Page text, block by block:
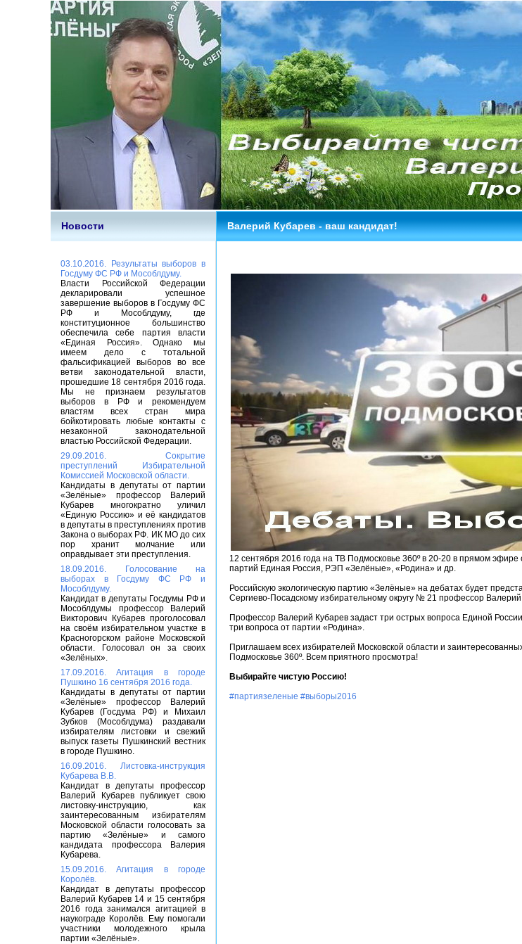
Новости Валерий Кубарев - ваш кандидат!
03.10.2016. Результаты выборов в
Госдуму ФС РФ и Мособлдуму.
Власти Российской Федерации
декларировали успешное
завершение выборов в Госдуму ФС
РФ и Мособлдуму, где
конституционное большинство
обеспечила себе партия власти
«Единая Россия». Однако мы
имеем дело с тотальной
фальсификацией выборов во все
ветви законодательной власти,
прошедшие 18 сентября 2016 года.
Мы не признаем результатов
выборов в РФ и рекомендуем
властям всех стран мира
бойкотировать любые контакты с
незаконной законодательной
властью Российской Федерации.
29.09.2016. Сокрытие
преступлений Избирательной
Комиссией Московской области.
Кандидаты в депутаты от партии
«Зелёные» профессор Валерий
Кубарев многократно уличил
«Единую Россию» и её кандидатов
в депутаты в преступлениях против
Закона о выборах РФ. ИК МО до сих
пор хранит молчание или
оправдывает эти преступления.
18.09.2016. Голосование на
выборах в Госдуму ФС РФ и
Мособлдуму.
Кандидат в депутаты Госдумы РФ и
Мособлдумы профессор Валерий
Викторович Кубарев проголосовал
на своём избирательном участке в
Красногорском районе Московской
области. Голосовал он за своих
«Зелёных».
17.09.2016. Агитация в городе
Пушкино 16 сентября 2016 года.
Кандидаты в депутаты от партии
«Зелёные» профессор Валерий
Кубарев (Госдума РФ) и Михаил
Зубков (Мособлдума) раздавали
избирателям листовки и свежий
выпуск газеты Пушкинский вестник
в городе Пушкино.
16.09.2016. Листовка-инструкция
Кубарева В.В.
Кандидат в депутаты профессор
Валерий Кубарев публикует свою
листовку-инструкцию, как
заинтересованным избирателям
Московской области голосовать за
партию «Зелёные» и самого
кандидата профессора Валерия
Кубарева.
15.09.2016. Агитация в городе
Королёв.
Кандидат в депутаты профессор
Валерий Кубарев 14 и 15 сентября
2016 года занимался агитацией в
наукограде Королёв. Ему помогали
участники молодежного крыла
партии «Зелёные».
12 сентября 2016 года на ТВ Подмосковье 360º в 20-20 в прямом
партий Единая Россия, РЭП «Зелёные», «Родина» и др.
Российскую экологическую партию «Зелёные» на дебатах будет
Сергиево-Посадскому избирательному округу № 21 профессор
Профессор Валерий Кубарев задаст три острых вопроса Единой
три вопроса от партии «Родина».
Приглашаем всех избирателей Московской области и
Подмосковье 360º. Всем приятного просмотра!
Выбирайте чистую Россию!
#партиязеленые #выборы2016